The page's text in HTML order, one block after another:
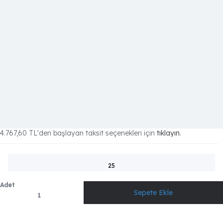
4.767,60 TL'den başlayan taksit seçenekleri için tıklayın.
25
Adet